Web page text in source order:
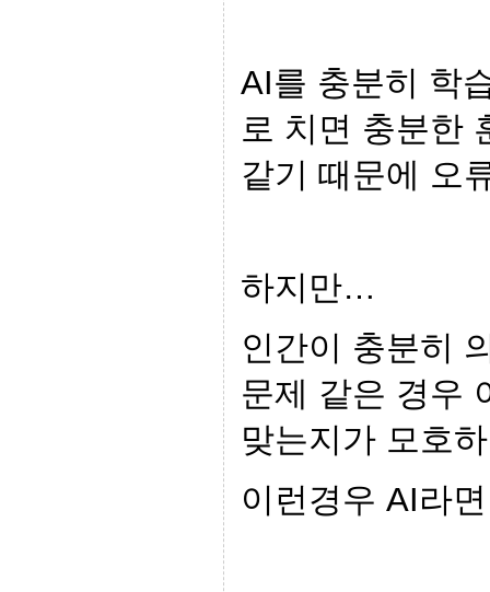
AI를 충분히 학
로 치면 충분한
같기 때문에 오
하지만…
인간이 충분히
문제 같은 경우
맞는지가 모호
이런경우 AI라